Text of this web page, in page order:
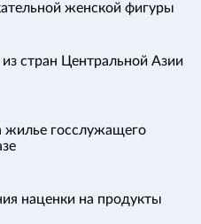
женской фигуры
стран Центральной Азии
жилье госслужащего
наценки на продукты